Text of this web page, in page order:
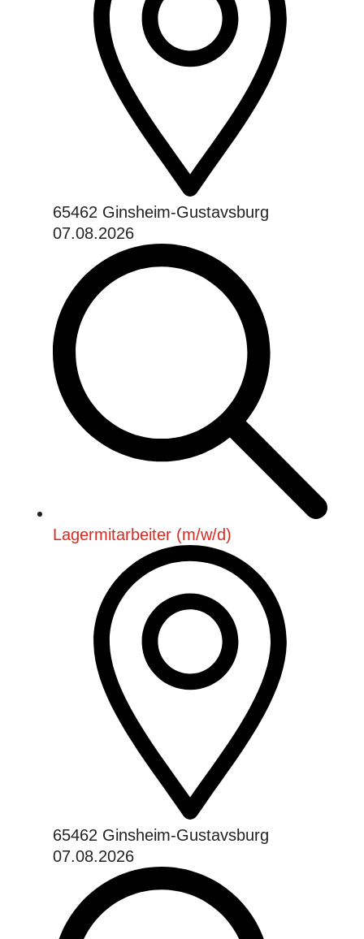
65462 Ginsheim-Gustavsburg
07.08.2026
Lagermitarbeiter (m/w/d)
65462 Ginsheim-Gustavsburg
07.08.2026